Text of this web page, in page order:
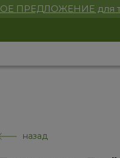
ПРЕДЛОЖЕНИЕ для
назад